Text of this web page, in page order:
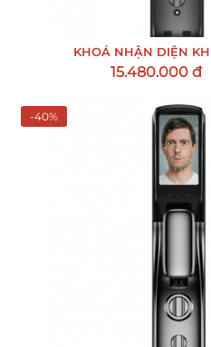
KHOÁ NHẬN DIỆN
15.480.000 đ
-40%